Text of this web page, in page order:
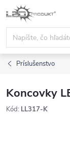
Prejsť
na
obsah
Príslušenstvo
Koncovky
Kód: LL317-K